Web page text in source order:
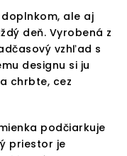
ale aj
deň. Vyrobená z
vzhľad s
designu si ju
chrbte, cez
podčiarkuje
priestor je